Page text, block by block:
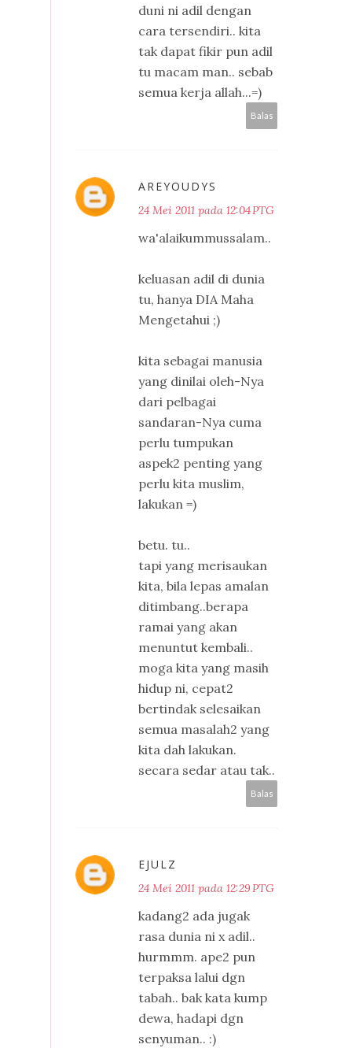
duni ni adil dengan
cara tersendiri.. kita
tak dapat fikir pun adil
tu macam man.. sebab
semua kerja allah...=)
Balas
AREYOUDYS
24 Mei 2011 pada 12:04 PTG
wa'alaikummussalam..
keluasan adil di dunia
tu, hanya DIA Maha
Mengetahui ;)
kita sebagai manusia
yang dinilai oleh-Nya
dari pelbagai
sandaran-Nya cuma
perlu tumpukan
aspek2 penting yang
perlu kita muslim,
lakukan =)
betu. tu..
tapi yang merisaukan
kita, bila lepas amalan
ditimbang..berapa
ramai yang akan
menuntut kembali..
moga kita yang masih
hidup ni, cepat2
bertindak selesaikan
semua masalah2 yang
kita dah lakukan.
secara sedar atau tak..
Balas
EJULZ
24 Mei 2011 pada 12:29 PTG
kadang2 ada jugak
rasa dunia ni x adil..
hurmmm. ape2 pun
terpaksa lalui dgn
tabah.. bak kata kump
dewa, hadapi dgn
senyuman.. :)